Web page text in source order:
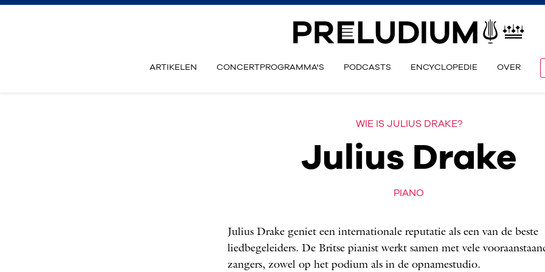
ARTIKELEN CONCERTPROGRAMMA'S PODCASTS ENCYCLOPEDIE OVER
WIE IS JULIUS DRAKE?
Julius Drake
PIANO
Julius Drake geniet een internationale reputatie als een van de beste
liedbegeleiders. De Britse pianist werkt samen met vele
zangers, zowel op het podium als in de opnamestudio.